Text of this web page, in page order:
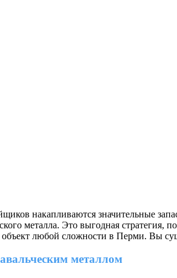
накапливаются значительные
металла. Это выгодная
любой сложности в Перми. Вы
металлом